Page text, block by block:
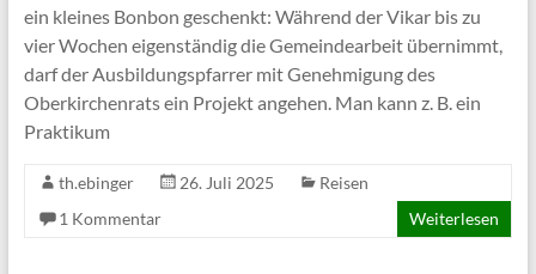
ein kleines Bonbon geschenkt: Während der Vikar bis zu
vier Wochen eigenständig die Gemeindearbeit übernimmt,
darf der Ausbildungspfarrer mit Genehmigung des
Oberkirchenrats ein Projekt angehen. Man kann z. B. ein
Praktikum
th.ebinger 26. Juli 2025
Reisen
1 Kommentar
Weiterlesen